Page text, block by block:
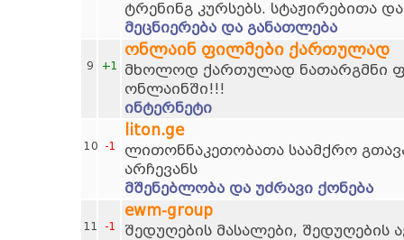
ტრენინგ კურსებს. სტაჟირებითა
მეცნიერება და განათლება
9 +1
ონლაინ ფილმები ქართულად
მხოლოდ ქართულად ნათარგმნი
ონლაინში!!!
ინტერნეტი
10 -1
liton.ge
ლითონნაკეთობათა საამქრო
არჩევანს
მშენებლობა და უძრავი ქონება
11 -1
ewm-group
შედუღების მასალები, შედუღების